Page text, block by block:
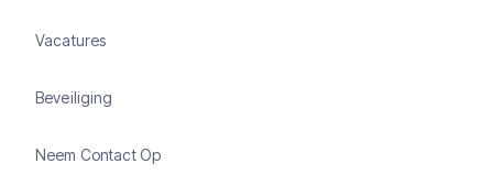
Vacatures
Beveiliging
Neem Contact Op